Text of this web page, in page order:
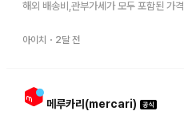
해외 배송비,관부가세가 모두 포함된 가격
아이치 ・ 2달 전
메루카리(mercari)